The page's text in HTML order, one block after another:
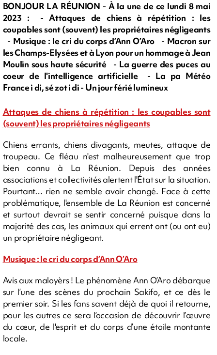
BONJOUR LA RÉUNION - À la une de ce lundi 8 mai
2023 : - Attaques de chiens à répétition : les
coupables sont (souvent) les propriétaires négligeants
- Musique : le cri du corps d’Ann O’Aro - Macron sur
les Champs-Elysées et à Lyon pour un hommage à Jean
Moulin sous haute sécurité - La guerre des puces au
coeur de l'intelligence artificielle - La pa Météo
France i di, sé zot i di - Un jour férié lumineux
Attaques de chiens à répétition : les coupables sont
(souvent) les propriétaires négligeants
Chiens errants, chiens divagants, meutes, attaque de
troupeau. Ce fléau n'est malheureusement que trop
bien connu à La Réunion. Depuis des années
associations et collectivités alertent l'État sur la situation.
Pourtant… rien ne semble avoir changé. Face à cette
problématique, l'ensemble de La Réunion est concerné
et surtout devrait se sentir concerné puisque dans la
majorité des cas, les animaux qui errent ont (ou ont eu)
un propriétaire négligeant.
Musique : le cri du corps d’Ann O’Aro
Avis aux maloyèrs ! Le phénomène Ann O’Aro débarque
sur l’une des scènes du prochain Sakifo, et ce dès le
premier soir. Si les fans savent déjà de quoi il retourne,
pour les autres ce sera l’occasion de découvrir l’œuvre
du cœur, de l'esprit et du corps d’une étoile montante
locale.